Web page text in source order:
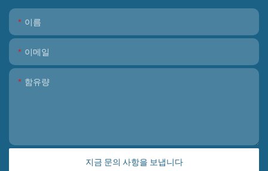
이름
이메일
함유량
지금 문의 사항을 보냅니다